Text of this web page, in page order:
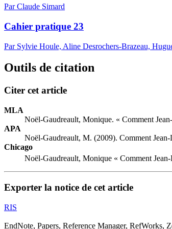
Par Claude Simard
Cahier pratique 23
Par Sylvie Houle, Aline Desrochers-Brazeau,
Outils de citation
Citer cet article
MLA
Noël-Gaudreault, Monique. « Comment
APA
Noël-Gaudreault, M. (2009). Comment
Chicago
Noël-Gaudreault, Monique « Comment
Exporter la notice de cet article
RIS
EndNote, Papers, Reference Manager, RefWorks,